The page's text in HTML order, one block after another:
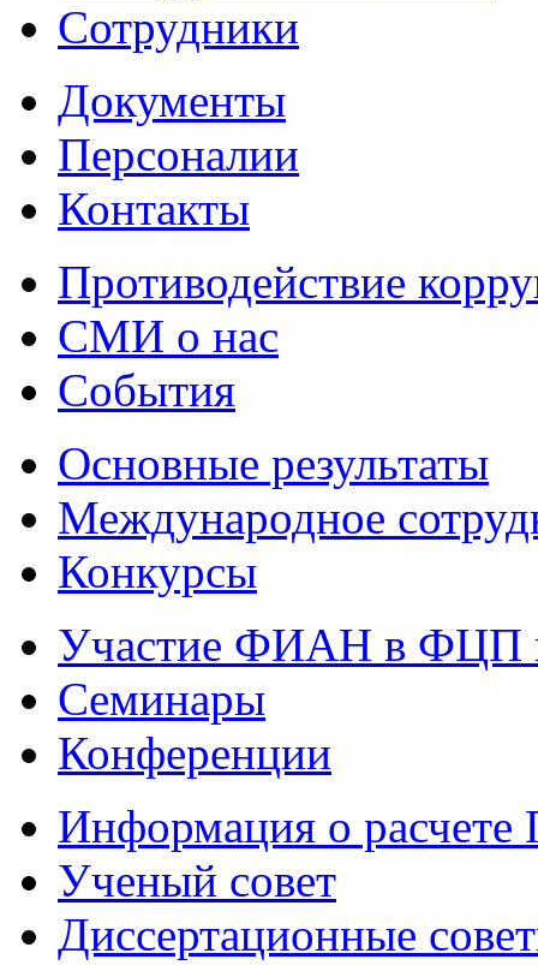
Сотрудники
Документы
Персоналии
Контакты
Противодействие
СМИ о нас
События
Основные результаты
Международное
Конкурсы
Участие ФИАН в ФЦП
Семинары
Конференции
Информация о
Ученый совет
Диссертационные